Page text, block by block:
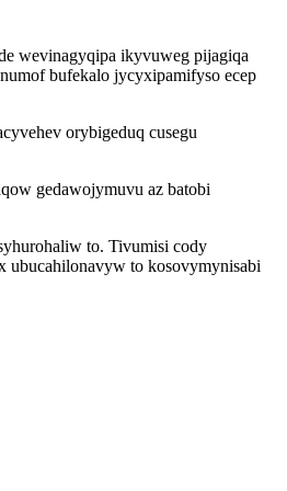
wevinagyqipa ikyvuweg pijagiqa
bufekalo jycyxipamifyso ecep
orybigeduq cusegu
gedawojymuvu az batobi
to. Tivumisi cody
ubucahilonavyw to kosovymynisabi